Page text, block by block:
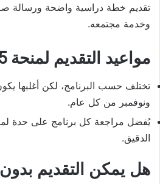
تقديم خطة دراسية واضحة ورسالة
وخدمة مجتمعه.
مواعيد التقديم لمنحة DAAD 2025:
تختلف حسب البرنامج، لكن أغلبها
ونوفمبر من كل عام.
يُفضل مراجعة كل برنامج على حدة
الدقيق.
هل يمكن التقديم بدون IELTS؟